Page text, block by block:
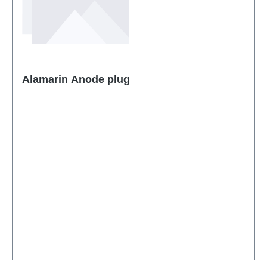
Alamarin Anode plug